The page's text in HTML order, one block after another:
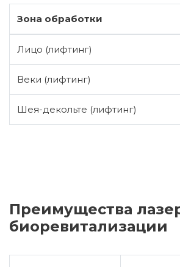
Зона обработки
Лицо (лифтинг)
Веки (лифтинг)
Шея-декольте (лифтинг)
Преимущества лазерной
биоревитализации